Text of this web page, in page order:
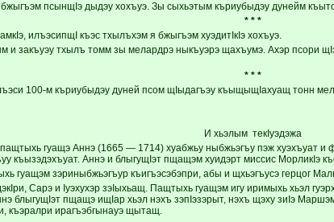
псынщIэ дыдэу хохъуэ. Зы сыхьэтым къриубыдэу дунейм
* * *
илъэсипщI къэс тхылъхэм я бжыгъэм хуэдитIкIэ хохъуэ.
и закъуэу тхылъ томм зы мелардрэ ныкъуэрэ щахъумэ. Ахэр псори
* * *
100-м къриубыдэу дуней псом щIыдагъэу къыщыщIахуащ тонн
И хьэлым текIуэдэжа
гуащэ Аннэ (1665 — 1714) хуабжьу ныбжьэгъу пэж хуэхъуат и
къызэдэхъуат. Аннэ и блыгущIэт пщащэм хуидэрт миссис МорликIэ
гуащэм зэриныбжьэгъур къигъэсэбэпри, абы и щхьэгъусэ герцог
Сарэ и Iуэхухэр зэIыхьащ. Пащтыхь гуащэм игу иримыхь хьэл
блыгущIэт пщащэ ищIар хьэл нэхъ зэпIэзэрыт, нэхъ щэху зиIэ
къэралри ирагъэбгынауэ щытащ.